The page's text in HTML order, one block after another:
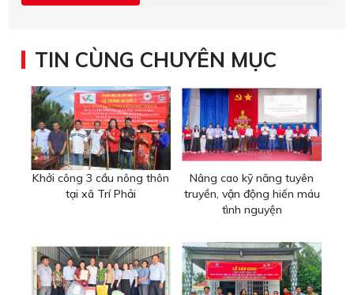
TIN CÙNG CHUYÊN MỤC
Khởi công 3 cầu nông thôn
tại xã Trí Phải
Nâng cao kỹ năng tuyên
truyền, vận động hiến máu
tình nguyện